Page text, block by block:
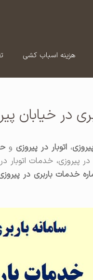
هزینه اسباب کشی
در خیابان
،اتوبار در پیروزی و
در پیروزی، خدمات
خدمات باربری در